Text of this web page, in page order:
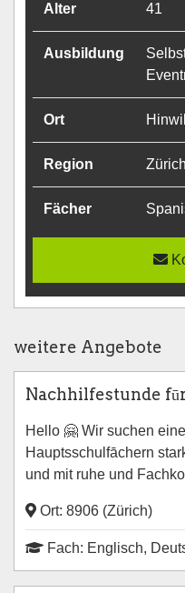
Alter 41
Ausbildung
Ort Hinwil
Region Zürich
Fächer
weitere Angebote
Nachhilfestunde fūr
Hello 🤗 Wir suchen
Hauptsschulfāchern
und mit ruhe und
Ort: 8906 (Zürich)
Fach: Englisch,